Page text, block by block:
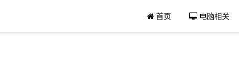
首页 电脑相关